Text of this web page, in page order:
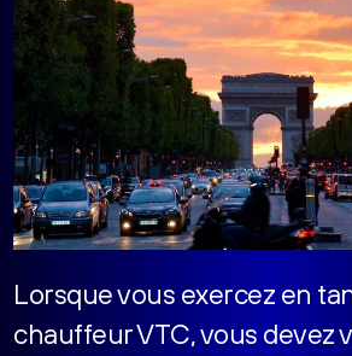
Lorsque vous exercez en
chauffeur VTC, vous devez